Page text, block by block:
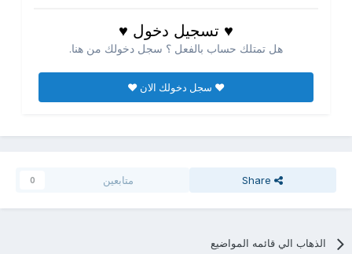
♥ تسجيل دخول ♥
هل تمتلك حساب بالفعل ؟ سجل دخولك من هنا.
♥ سجل دخولك الان ♥
Share متابعين 0
الذهاب الي قائمه المواضيع